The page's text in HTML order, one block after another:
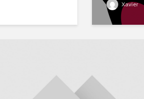
Xavier